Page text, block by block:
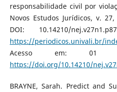
responsabilidade civil por
Novos Estudos Jurídicos, v.
DOI: 10.14210/
https://periodicos.univali.br/
Acesso em: 01
https://doi.org/10.14210/
BRAYNE, Sarah. Predict and